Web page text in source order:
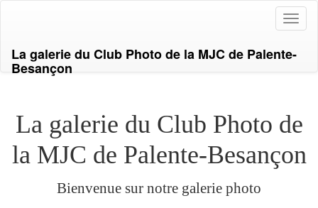
La galerie du Club Photo de la MJC de Palente-
Besançon
La galerie du Club Photo de
la MJC de Palente-Besançon
Bienvenue sur notre galerie photo